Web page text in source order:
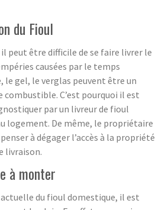
du Fioul
il peut être difficile de se faire livrer le
causées par le temps
le gel, le verglas peuvent être un
combustible. C’est pourquoi il est
par un livreur de fioul
logement. De même, le propriétaire
à dégager l’accès à la propriété
livraison.
à monter
du fioul domestique, il est